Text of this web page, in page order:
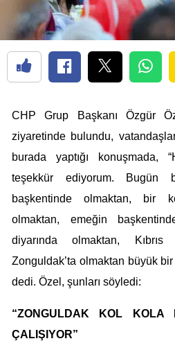
CHP Grup Başkanı Özgür
ziyaretinde bulundu,
burada yaptığı konuşmada,
teşekkür ediyorum.
başkentinde olmaktan, bir
olmaktan, emeğin
diyarında olmaktan,
Zonguldak’ta olmaktan büyük
dedi. Özel, şunları söyledi:
“ZONGULDAK KOL KOLA
ÇALIŞIYOR”